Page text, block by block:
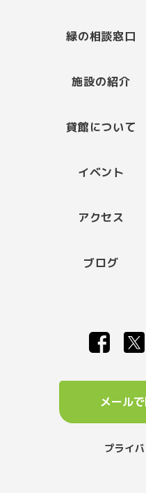
緑の相談窓口
施設の紹介
貸館について
イベント
アクセス
ブログ
メール
プライ